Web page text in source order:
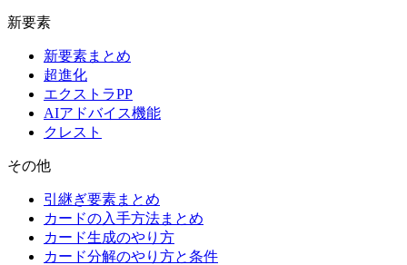
新要素
新要素まとめ
超進化
エクストラPP
AIアドバイス機能
クレスト
その他
引継ぎ要素まとめ
カードの入手方法まとめ
カード生成のやり方
カード分解のやり方と条件